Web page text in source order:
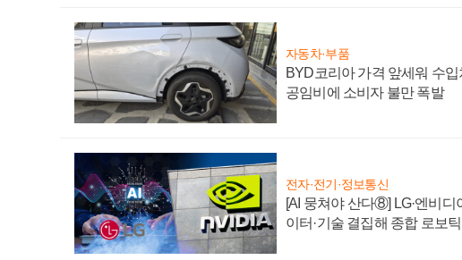
자동차·부품
BYD코리아 가격 앞세워 수
공임비에 소비자 불만 폭발
전자·전기·정보통신
[AI 뭉쳐야 산다⑧] LG·엔비디
이터·기술 결집해 종합 로보